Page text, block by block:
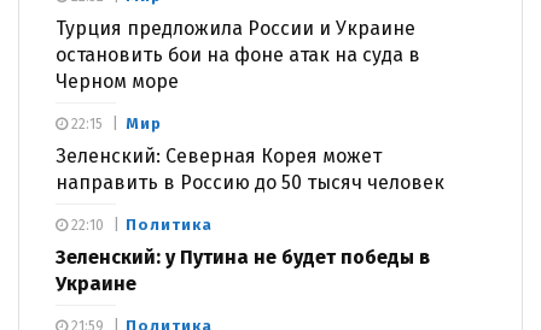
Турция предложила России и Украине
остановить бои на фоне атак на суда в
Черном море
Мир
Зеленский: Северная Корея может
направить в Россию до 50 тысяч человек
22:15
Политика
Зеленский: у Путина не будет победы в
Украине
22:10
Политика